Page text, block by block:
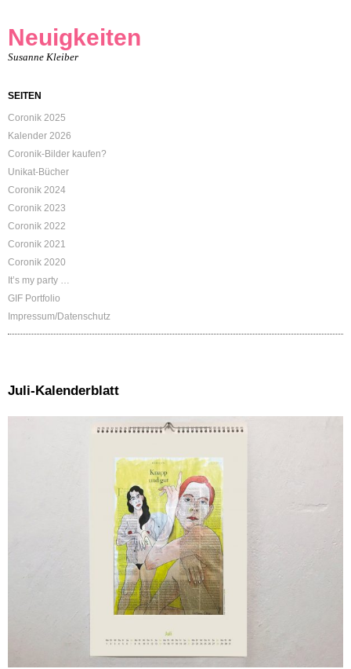
Neuigkeiten
Susanne Kleiber
SEITEN
Coronik 2025
Kalender 2026
Coronik-Bilder kaufen?
Unikat-Bücher
Coronik 2024
Coronik 2023
Coronik 2022
Coronik 2021
Coronik 2020
It’s my party …
GIF Portfolio
Impressum/Datenschutz
Juli-Kalenderblatt